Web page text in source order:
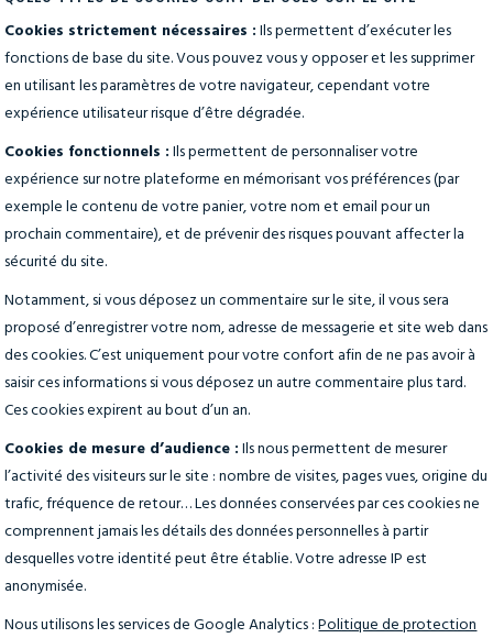
Cookies strictement nécessaires :Ils permettent d’exécuter les
fonctions de base du site. Vous pouvez vous y opposer et les supprimer
en utilisant les paramètres de votre navigateur, cependant votre
expérience utilisateur risque d’être dégradée.
Cookies fonctionnels :Ils permettent de personnaliser votre
expérience sur notre plateforme en mémorisant vos préférences (par
exemple le contenu de votre panier, votre nom et email pour un
prochain commentaire), et de prévenir des risques pouvant affecter la
sécurité du site.
Notamment, si vous déposez un commentaire sur le site, il vous sera
proposé d’enregistrer votre nom, adresse de messagerie et site web dans
des cookies. C’est uniquement pour votre confort afin de ne pas avoir à
saisir ces informations si vous déposez un autre commentaire plus tard.
Ces cookies expirent au bout d’un an.
Cookies de mesure d’audience :Ils nous permettent de mesurer
l’activité des visiteurs sur le site : nombre de visites, pages vues, origine du
trafic, fréquence de retour… Les données conservées par ces cookies ne
comprennent jamais les détails des données personnelles à partir
desquelles votre identité peut être établie. Votre adresse IP est
anonymisée.
Nous utilisons les services de Google Analytics :Politique de protection